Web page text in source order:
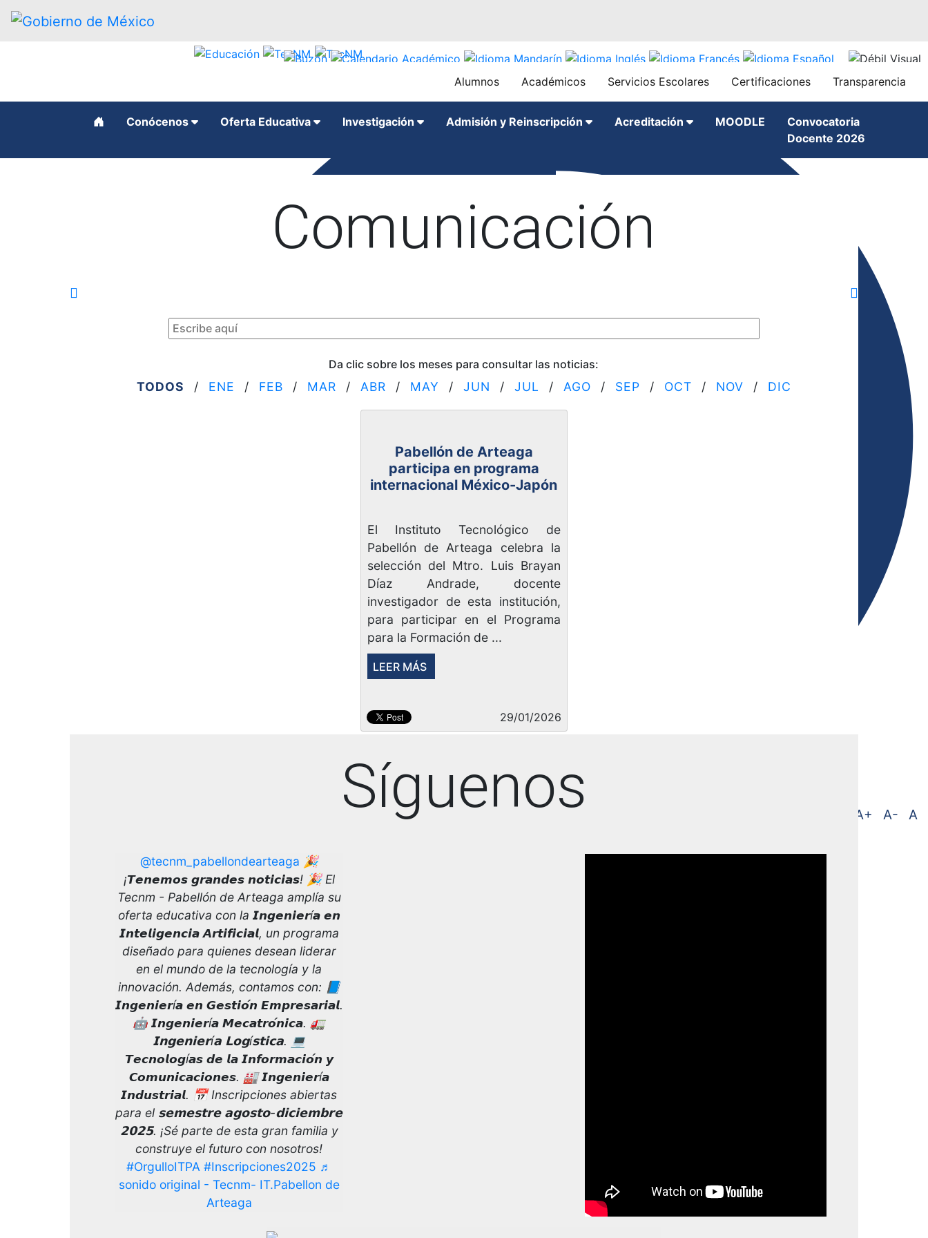
function recarga() { window.location.reload(); }
A+ A- A
Alumnos Académicos Servicios Escolares Certificaciones Transparencia
Conócenos Oferta Educativa Investigación Admisión y Reinscripción Acreditación MOODLE
Convocatoria
Docente 2026
Comunicación
Da clic sobre los meses para consultar las noticias:
TODOS / ENE / FEB / MAR / ABR / MAY / JUN / JUL / AGO / SEP / OCT / NOV / DIC
Pabellón de Arteaga
participa en programa
internacional México-Japón
El Instituto Tecnológico de
Pabellón de Arteaga celebra la
selección del Mtro. Luis Brayan
Díaz Andrade, docente
investigador de esta institución,
para participar en el Programa
para la Formación de ...
LEER MÁS
29/01/2026
Síguenos
@tecnm_pabellondearteaga 🎉
¡𝙏𝙚𝙣𝙚𝙢𝙤𝙨 𝙜𝙧𝙖𝙣𝙙𝙚𝙨 𝙣𝙤𝙩𝙞𝙘𝙞𝙖𝙨! 🎉 El
Tecnm - Pabellón de Arteaga amplía su
oferta educativa con la 𝙄𝙣𝙜𝙚𝙣𝙞𝙚𝙧í𝙖 𝙚𝙣
𝙄𝙣𝙩𝙚𝙡𝙞𝙜𝙚𝙣𝙘𝙞𝙖 𝘼𝙧𝙩𝙞𝙛𝙞𝙘𝙞𝙖𝙡, un programa
diseñado para quienes desean liderar
en el mundo de la tecnología y la
innovación. Además, contamos con: 📘
𝙄𝙣𝙜𝙚𝙣𝙞𝙚𝙧í𝙖 𝙚𝙣 𝙂𝙚𝙨𝙩𝙞𝙤́𝙣 𝙀𝙢𝙥𝙧𝙚𝙨𝙖𝙧𝙞𝙖𝙡.
🤖 𝙄𝙣𝙜𝙚𝙣𝙞𝙚𝙧í𝙖 𝙈𝙚𝙘𝙖𝙩𝙧𝙤́𝙣𝙞𝙘𝙖. 🚛
𝗜𝗻𝗴𝗲𝗻𝗶𝗲𝗿í𝗮 𝗟𝗼𝗴í𝘀𝘁𝗶𝗰𝗮. 💻
𝙏𝙚𝙘𝙣𝙤𝙡𝙤𝙜í𝙖𝙨 𝙙𝙚 𝙡𝙖 𝙄𝙣𝙛𝙤𝙧𝙢𝙖𝙘𝙞𝙤́𝙣 𝙮
𝘾𝙤𝙢𝙪𝙣𝙞𝙘𝙖𝙘𝙞𝙤𝙣𝙚𝙨. 🏭 𝙄𝙣𝙜𝙚𝙣𝙞𝙚𝙧í𝙖
𝙄𝙣𝙙𝙪𝙨𝙩𝙧𝙞𝙖𝙡. 📅 Inscripciones abiertas
para el 𝘀𝗲𝗺𝗲𝘀𝘁𝗿𝗲 𝗮𝗴𝗼𝘀𝘁𝗼-𝗱𝗶𝗰𝗶𝗲𝗺𝗯𝗿𝗲
𝟮𝟬𝟮𝟱. ¡Sé parte de esta gran familia y
construye el futuro con nosotros!
#OrgulloITPA #Inscripciones2025 ♬
sonido original - Tecnm- IT.Pabellon de
Arteaga